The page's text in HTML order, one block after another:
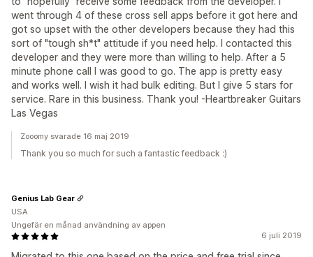
went through 4 of these cross sell apps before it got here and
got so upset with the other developers because they had this
sort of "tough sh*t" attitude if you need help. I contacted this
developer and they were more than willing to help. After a 5
minute phone call I was good to go. The app is pretty easy
and works well. I wish it had bulk editing. But I give 5 stars for
service. Rare in this business. Thank you! -Heartbreaker Guitars
Las Vegas
Zooomy svarade 16 maj 2019
Thank you so much for such a fantastic feedback :)
6 juli 2019
Genius Lab Gear
USA
Ungefär en månad användning av appen